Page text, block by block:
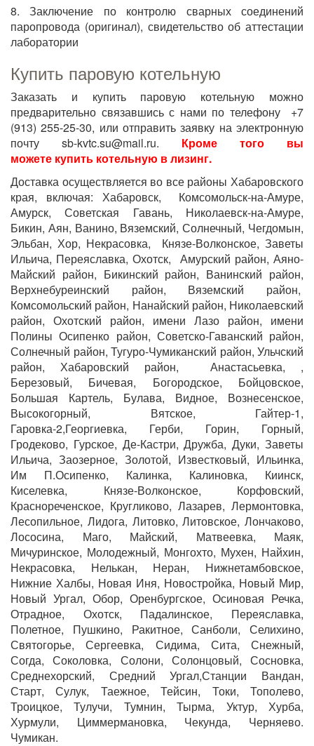
8. Заключение по контролю сварных соединений
паропровода (оригинал), свидетельство об аттестации
лаборатории
Купить паровую котельную
Заказать и купить паровую котельную можно
предварительно связавшись с нами по телефону +7
(913) 255-25-30, или отправить заявку на электронную
почту sb-kvtc.su@mail.ru. Кроме того вы
можете купить котельную в лизинг.
Доставка осуществляется во все районы Хабаровского
края, включая: Хабаровск, Комсомольск-на-Амуре,
Амурск, Советская Гавань, Николаевск-на-Амуре,
Бикин, Аян, Ванино, Вяземский, Солнечный, Чегдомын,
Эльбан, Хор, Некрасовка, Князе-Волконское, Заветы
Ильича, Переяславка, Охотск, Амурский район, Аяно-
Майский район, Бикинский район, Ванинский район,
Верхнебуреинский район, Вяземский район,
Комсомольский район, Нанайский район, Николаевский
район, Охотский район, имени Лазо район, имени
Полины Осипенко район, Советско-Гаванский район,
Солнечный район, Тугуро-Чумиканский район, Ульчский
район, Хабаровский район, Анастасьевка, ,
Березовый, Бичевая, Богородское, Бойцовское,
Большая Картель, Булава, Видное, Вознесенское,
Высокогорный, Вятское, Гайтер-1,
Гаровка-2,Георгиевка, Герби, Горин, Горный,
Гродеково, Гурское, Де-Кастри, Дружба, Дуки, Заветы
Ильича, Заозерное, Золотой, Известковый, Ильинка,
Им П.Осипенко, Калинка, Калиновка, Киинск,
Киселевка, Князе-Волконское, Корфовский,
Краснореченское, Кругликово, Лазарев, Лермонтовка,
Лесопильное, Лидога, Литовко, Литовское, Лончаково,
Лососина, Маго, Майский, Матвеевка, Маяк,
Мичуринское, Молодежный, Монгохто, Мухен, Найхин,
Некрасовка, Нелькан, Неран, Нижнетамбовское,
Нижние Халбы, Новая Иня, Новостройка, Новый Мир,
Новый Ургал, Обор, Оренбургское, Осиновая Речка,
Отрадное, Охотск, Падалинское, Переяславка,
Полетное, Пушкино, Ракитное, Санболи, Селихино,
Святогорье, Сергеевка, Сидима, Сита, Снежный,
Согда, Соколовка, Солони, Солонцовый, Сосновка,
Среднехорский, Средний Ургал,Станции Вандан,
Старт, Сулук, Таежное, Тейсин, Токи, Тополево,
Троицкое, Тулучи, Тумнин, Тырма, Уктур, Хурба,
Хурмули, Циммермановка, Чекунда, Черняево.
Чумикан.